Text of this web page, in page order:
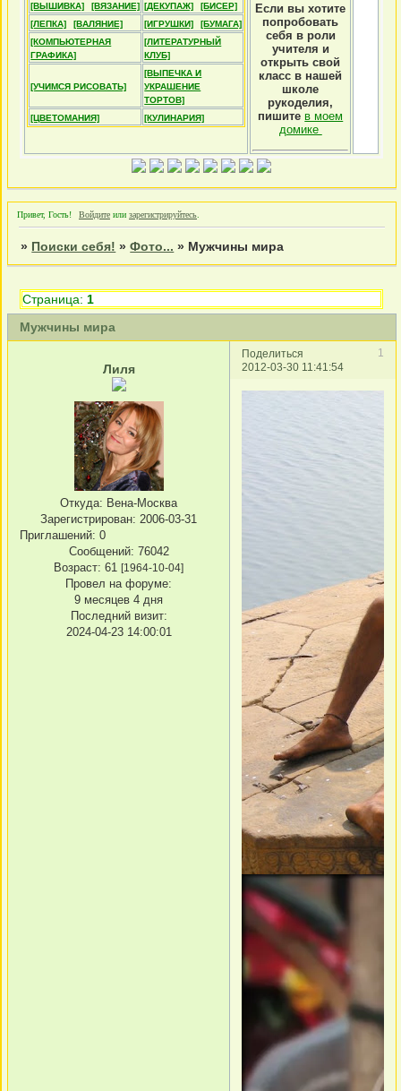
[ВЫШИВКА] [ВЯЗАНИЕ] [ДЕКУПАЖ]
[БИСЕР]
[ЛЕПКА]
[ВАЛЯНИЕ] [ИГРУШКИ]
[БУМАГА]
[КОМПЬЮТЕРНАЯ
ГРАФИКА]
[ЛИТЕРАТУРНЫЙ
КЛУБ]
[УЧИМСЯ РИСОВАТЬ]
[ВЫПЕЧКА И
УКРАШЕНИЕ
ТОРТОВ]
[ЦВЕТОМАНИЯ]
[КУЛИНАРИЯ]
Если вы хотите
попробовать
себя в роли
учителя и
открыть свой
класс в нашей
школе
рукоделия,
пишите в моем
домике
Привет, Гость! Войдите или зарегистрируйтесь
» Поиски себя! »Фото... » Мужчины мира
Мужчины мира
Страница: 1
Поделиться
1
2012-03-30 11:41:54
Лиля
Откуда: Вена-Москва
Зарегистрирован: 2006-03-31
Приглашений: 0
Сообщений: 76042
Возраст: 61 [1964-10-04]
Провел на форуме:
9 месяцев 4 дня
Последний визит:
2024-04-23 14:00:01